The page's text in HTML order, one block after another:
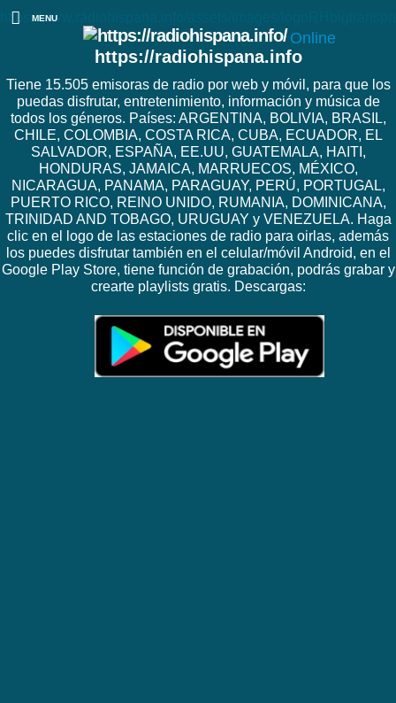
https://www.radiohispana.info/assets/images/
Online
https://radiohispana.info
Tiene 15.505 emisoras de radio por web y móvil, para que los
puedas disfrutar, entretenimiento, información y música de
todos los géneros. Países: ARGENTINA, BOLIVIA, BRASIL,
CHILE, COLOMBIA, COSTA RICA, CUBA, ECUADOR, EL
SALVADOR, ESPAÑA, EE.UU, GUATEMALA, HAITI,
HONDURAS, JAMAICA, MARRUECOS, MÉXICO,
NICARAGUA, PANAMA, PARAGUAY, PERÚ, PORTUGAL,
PUERTO RICO, REINO UNIDO, RUMANIA, DOMINICANA,
TRINIDAD AND TOBAGO, URUGUAY y VENEZUELA. Haga
clic en el logo de las estaciones de radio para oirlas, además
los puedes disfrutar también en el celular/móvil Android, en el
Google Play Store, tiene función de grabación, podrás grabar y
crearte playlists gratis. Descargas:
MENU